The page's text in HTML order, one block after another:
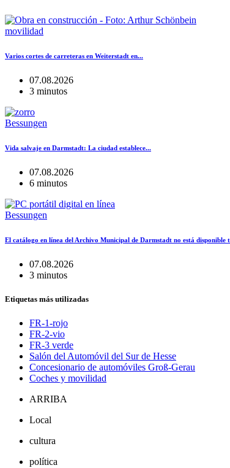
movilidad
Varios cortes de carreteras en Weiterstadt en...
07.08.2026
3 minutos
Bessungen
Vida salvaje en Darmstadt: La ciudad establece...
07.08.2026
6 minutos
Bessungen
El catálogo en línea del Archivo Municipal de Darmstadt no está disponible
07.08.2026
3 minutos
Etiquetas más utilizadas
FR-1-rojo
FR-2-vio
FR-3 verde
Salón del Automóvil del Sur de Hesse
Concesionario de automóviles Groß-Gerau
Coches y movilidad
ARRIBA
Local
cultura
política